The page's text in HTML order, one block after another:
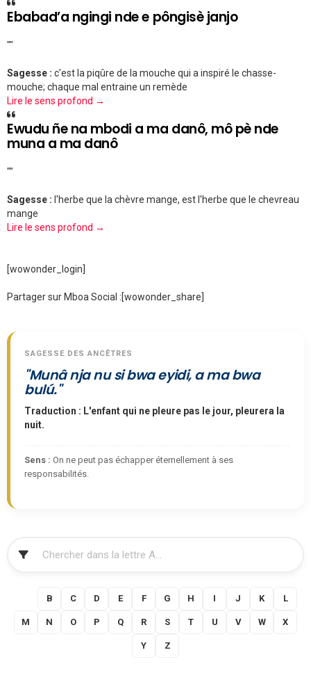
Ebabad’a ngingi nde e pôngisè janjo
""
Sagesse : c'est la piqûre de la mouche qui a inspiré le chasse-
mouche; chaque mal entraine un remède
Lire le sens profond →
Ewudu ñe na mbodi a ma danô, mô pè nde
muna a ma danô
""
Sagesse : l'herbe que la chèvre mange, est l'herbe que le chevreau
mange
Lire le sens profond →
[wowonder_login]
Partager sur Mboa Social :[wowonder_share]
SAGESSE DES ANCÊTRES
"Munâ nja nu si bwa eyidi, a ma bwa
bulú."
Traduction : L'enfant qui ne pleure pas le jour, pleurera la
nuit.
Sens : On ne peut pas échapper éternellement à ses
responsabilités.
B C D E F G H I J K L
M N O P Q R S T U V W X
Y Z